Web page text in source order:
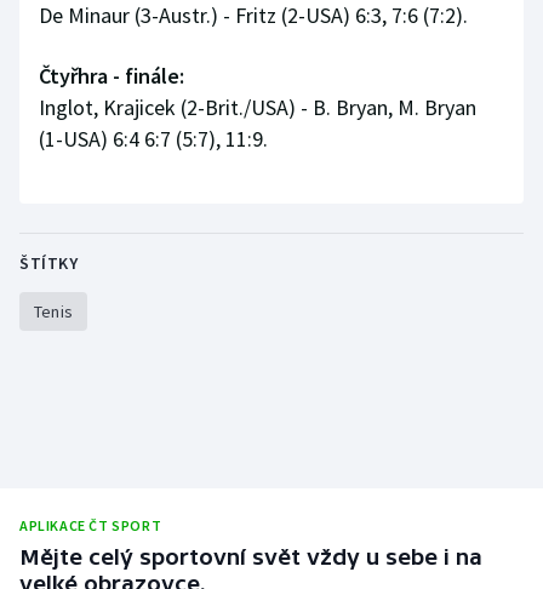
Motorsport
Olympijské hry
Parasport
Plážový volejbal
Ragby
De Minaur (3-Austr.) - Fritz (2-USA) 6:3, 7:6 (7:2).
Čtyřhra - finále:
Inglot, Krajicek (2-Brit./USA) - B. Bryan, M. Bryan
(1-USA) 6:4 6:7 (5:7), 11:9.
ŠTÍTKY
Tenis
APLIKACE ČT SPORT
Mějte celý sportovní svět vždy u sebe i na
velké obrazovce.